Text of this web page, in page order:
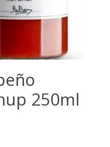
250ml